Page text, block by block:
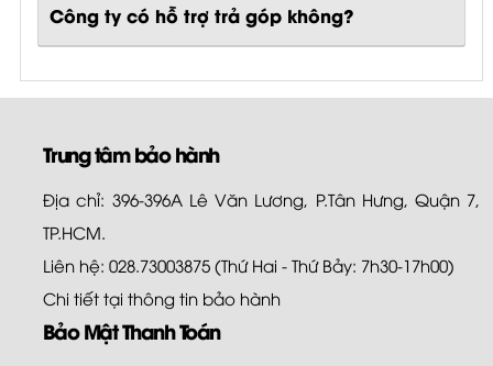
Công ty có hỗ trợ trả góp không?
Trung tâm bảo hành
Địa chỉ: 396-396A Lê Văn Lương, P.Tân Hưng, Quận 7,
TP.HCM.
Liên hệ: 028.73003875 (Thứ Hai - Thứ Bảy: 7h30-17h00)
Chi tiết tại thông tin bảo hành
Bảo Mật Thanh Toán